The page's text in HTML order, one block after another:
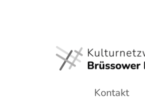
Kontakt